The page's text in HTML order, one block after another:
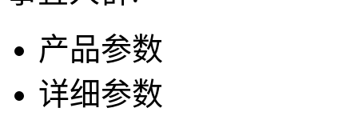
产品参数
详细参数